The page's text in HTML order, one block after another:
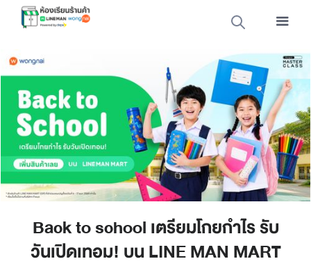
Back to school เตรียมโกยกำไร รับ
วันเปิดเทอม! บน LINE MAN MART